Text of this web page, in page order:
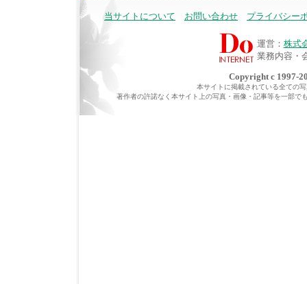
当サイトについて お問い合わせ プライバシー
運営： 株式
業務内容・
Copyright c 1997-
本サイトに掲載されている全ての
著作者の許諾なく本サイト上の写真・画像・記事等を一部で